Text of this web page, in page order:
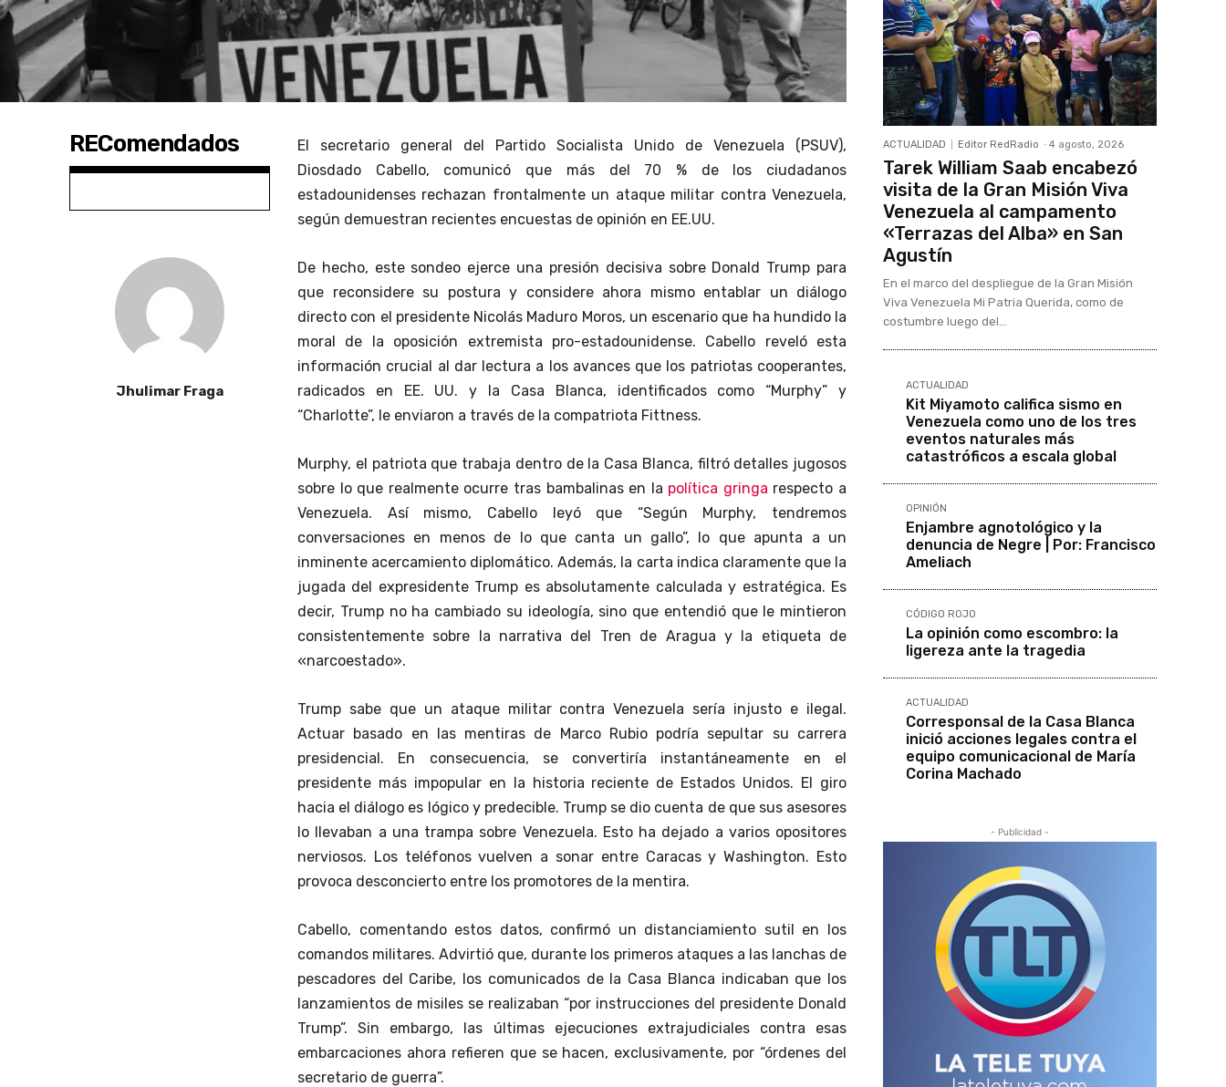
REComendados
Jhulimar Fraga
El secretario general del Partido Socialista Unido de Venezuela (PSUV),
Diosdado Cabello, comunicó que más del 70 % de los ciudadanos
estadounidenses rechazan frontalmente un ataque militar contra Venezuela,
según demuestran recientes encuestas de opinión en EE.UU.
De hecho, este sondeo ejerce una presión decisiva sobre Donald Trump para
que reconsidere su postura y considere ahora mismo entablar un diálogo
directo con el presidente Nicolás Maduro Moros, un escenario que ha hundido la
moral de la oposición extremista pro-estadounidense. Cabello reveló esta
información crucial al dar lectura a los avances que los patriotas cooperantes,
radicados en EE. UU. y la Casa Blanca, identificados como “Murphy” y
“Charlotte”, le enviaron a través de la compatriota Fittness.
Murphy, el patriota que trabaja dentro de la Casa Blanca, filtró detalles jugosos
sobre lo que realmente ocurre tras bambalinas en la política gringa respecto a
Venezuela. Así mismo, Cabello leyó que “Según Murphy, tendremos
conversaciones en menos de lo que canta un gallo”, lo que apunta a un
inminente acercamiento diplomático. Además, la carta indica claramente que la
jugada del expresidente Trump es absolutamente calculada y estratégica. Es
decir, Trump no ha cambiado su ideología, sino que entendió que le mintieron
consistentemente sobre la narrativa del Tren de Aragua y la etiqueta de
«narcoestado».
Trump sabe que un ataque militar contra Venezuela sería injusto e ilegal.
Actuar basado en las mentiras de Marco Rubio podría sepultar su carrera
presidencial. En consecuencia, se convertiría instantáneamente en el
presidente más impopular en la historia reciente de Estados Unidos. El giro
hacia el diálogo es lógico y predecible. Trump se dio cuenta de que sus asesores
lo llevaban a una trampa sobre Venezuela. Esto ha dejado a varios opositores
nerviosos. Los teléfonos vuelven a sonar entre Caracas y Washington. Esto
provoca desconcierto entre los promotores de la mentira.
Cabello, comentando estos datos, confirmó un distanciamiento sutil en los
comandos militares. Advirtió que, durante los primeros ataques a las lanchas de
pescadores del Caribe, los comunicados de la Casa Blanca indicaban que los
lanzamientos de misiles se realizaban “por instrucciones del presidente Donald
Trump”. Sin embargo, las últimas ejecuciones extrajudiciales contra esas
embarcaciones ahora refieren que se hacen, exclusivamente, por “órdenes del
secretario de guerra”.
ACTUALIDAD Editor RedRadio - 4 agosto, 2026
Tarek William Saab encabezó
visita de la Gran Misión Viva
Venezuela al campamento
«Terrazas del Alba» en San
Agustín
En el marco del despliegue de la Gran Misión
Viva Venezuela Mi Patria Querida, como de
costumbre luego del...
ACTUALIDAD
Kit Miyamoto califica sismo en
Venezuela como uno de los tres
eventos naturales más
catastróficos a escala global
OPINIÓN
Enjambre agnotológico y la
denuncia de Negre | Por: Francisco
Ameliach
CÓDIGO ROJO
La opinión como escombro: la
ligereza ante la tragedia
ACTUALIDAD
Corresponsal de la Casa Blanca
inició acciones legales contra el
equipo comunicacional de María
Corina Machado
- Publicidad -